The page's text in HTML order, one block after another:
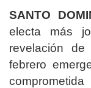
SANTO
electa más
revelación
febrero